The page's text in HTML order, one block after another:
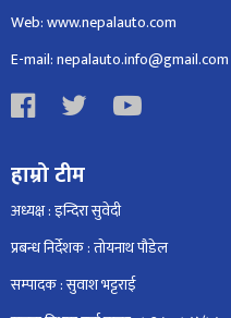
Web: www.nepalauto.com
E-mail: nepalauto.info@gmail.com
हाम्रो टीम
अध्यक्ष : इन्दिरा सुवेदी
प्रबन्ध निर्देशक : तोयनाथ पौडेल
सम्पादक : सुवाश भट्टराई